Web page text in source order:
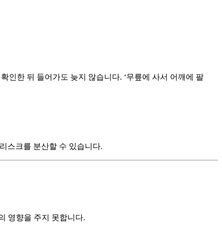
인한 뒤 들어가도 늦지 않습니다. ‘무릎에 사서 어깨에 팔
스크를 분산할 수 있습니다.
영향을 주지 못합니다.